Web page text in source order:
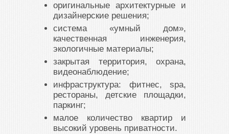
оригинальные архитектурные и
дизайнерские решения;
система «умный дом»,
качественная инженерия,
экологичные материалы;
закрытая территория, охрана,
видеонаблюдение;
инфраструктура: фитнес, spa,
рестораны, детские площадки,
паркинг;
малое количество квартир и
высокий уровень приватности.